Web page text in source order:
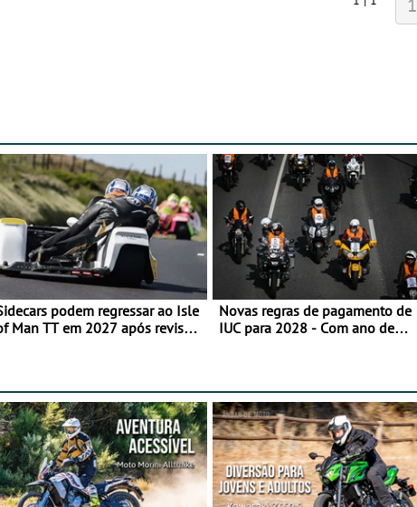
podem regressar ao Isle
Man TT em 2027 após revisão
Novas regras de pagamento de
IUC para 2028 - Com ano de